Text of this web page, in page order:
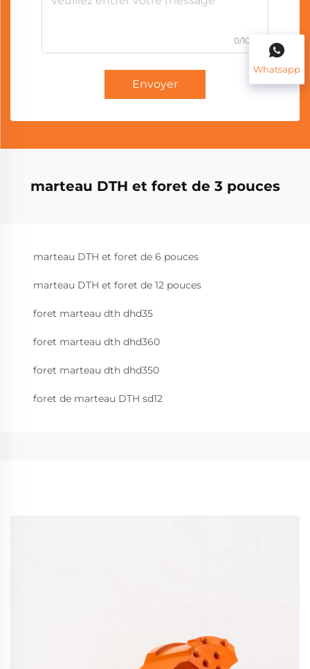
0/1000
Envoyer
marteau DTH et foret de 3 pouces
marteau DTH et foret de 6 pouces
marteau DTH et foret de 12 pouces
foret marteau dth dhd35
foret marteau dth dhd360
foret marteau dth dhd350
foret de marteau DTH sd12
Whatsapp